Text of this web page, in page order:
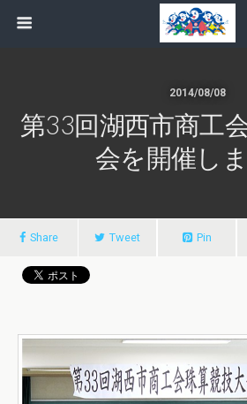
2014/08/08
第33回湖西市商工
会を開催し
Share Tweet Pin